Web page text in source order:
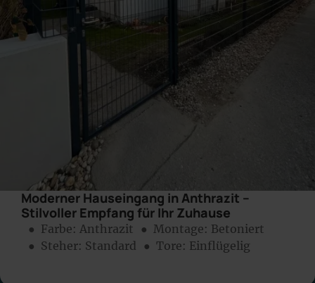
Moderner Hauseingang in Anthrazit –
Stilvoller Empfang für Ihr Zuhause
● Farbe: Anthrazit ● Montage: Betoniert
● Steher: Standard
● Tore: Einflügelig